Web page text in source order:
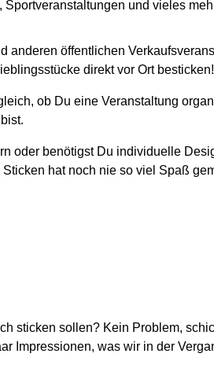
und vieles
anderen öffentlichen
direkt vor Ort besticken!
ob Du eine Veranstaltung
oder benötigst Du individuelle
hat noch nie so viel Spaß
sticken sollen? Kein Problem,
Impressionen, was wir in der